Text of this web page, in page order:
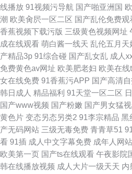
线播放 91视频污导航 国产啪亚洲国
潮 欧美肏屄一区二区 国产乱伦免费观
香蕉视频下载污版 三级黄色视频网址
成在线观看 萌白酱一线天 乱伦五月天
产精品3p 91综合碰 国产乱女乱 成人
免费黄色av网址 欧美肥老妇 欧美在线
女在线免费 91香蕉污APP 国产高清
韩日成人 精品福利 91天堂一区二区
国产www视频 国产粉嫩 国产男女猛
黄色片 变态另态另类2 91李宗精品 黑
产无码网站 三级无毒免费 青青草51
看 91插 成人中文字幕免费 成年人网
欧美第一页 国产ts在线观看 午夜影院
韩在线播放视频 成人大片一级天天 内